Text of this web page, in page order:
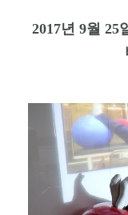
본문
2017년 9월 25